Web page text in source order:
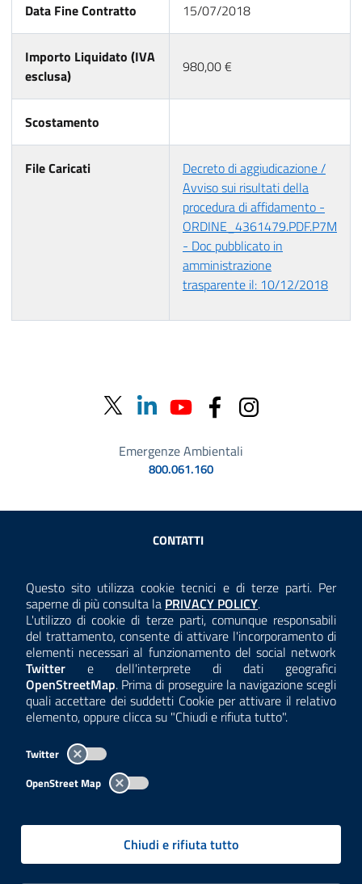
Questo sito utilizza cookie tecnici e di terze parti. Per
saperne di più consulta la Consulta la
PRIVACY POLICY.
L'utilizzo di cookie di terze parti, comunque responsabili
del trattamento, consente di attivare l'incorporamento di
elementi necessari al funzionamento del social network
Twitter e dell'interprete di dati geografici
OpenStreetMap. Prima di proseguire la navigazione scegli
quali accettare dei suddetti Cookie per attivare il relativo
elemento, oppure clicca su "Chiudi e rifiuta tutto".
Twitter
OpenStreet Map
Chiudi e rifiuta tutto
Data Fine Contratto 15/07/2018
Importo Liquidato (IVA
esclusa)
980,00 €
Scostamento
File Caricati
Decreto di aggiudicazione /
Avviso sui risultati della
procedura di affidamento -
ORDINE_4361479.PDF.P7M
- Doc pubblicato in
amministrazione
trasparente il: 10/12/2018
Emergenze Ambientali
800.061.160
Sezione Link Utili
CONTATTI
ANTICORRUZIONE
ACCESSIBILITÀ
COOKIE E PRIVACY
TEMI A-Z
Per l'utilizzo del logo e dei dati fare riferimento al regolamento
consultabile aquesta pagina